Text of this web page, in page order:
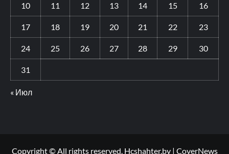
10 11 12 13 14 15 16
17 18 19 20 21 22 23
24 25 26 27 28 29 30
31
« Июл
Copyright © All rights reserved. Hcshahter.by | CoverNews